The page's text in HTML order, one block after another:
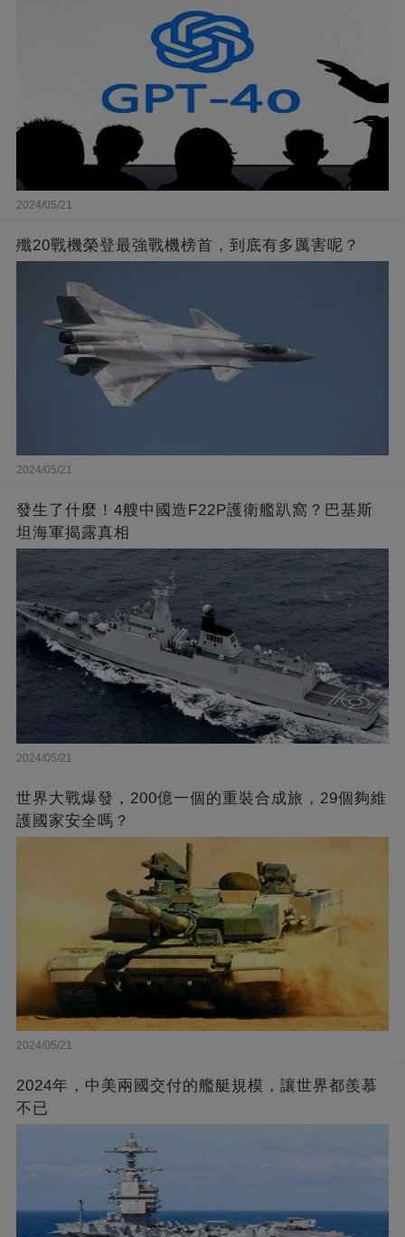
2024/05/21
殲20戰機榮登最強戰機榜首，到底有多厲害呢？
2024/05/21
發生了什麼！4艘中國造F22P護衛艦趴窩？巴基斯
坦海軍揭露真相
2024/05/21
世界大戰爆發，200億一個的重裝合成旅，29個夠維
護國家安全嗎？
2024/05/21
2024年，中美兩國交付的艦艇規模，讓世界都羨慕
不已